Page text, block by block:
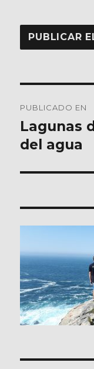
de
entradas
PUBLICADO EN
Lagunas
del agua